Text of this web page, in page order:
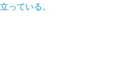
っている。